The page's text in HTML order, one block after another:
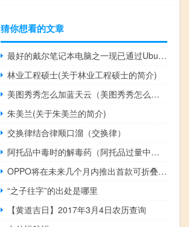
猜你想看的文章
最好的戴尔笔记本电脑之一现已通过Ubuntu22.04认证
林业工程硕士(关于林业工程硕士的简介)
美图秀秀怎么加蓝天云（美图秀秀怎么加logo）
朱美兰(关于朱美兰的简介)
交换律结合律顺口溜（交换律）
阿托品中毒时的解毒药（阿托品过量中毒解救药有哪些）
OPPO将在未来几个月内推出首款可折叠手机
“之子往字”的出处是哪里
【黄道吉日】2017年3月4日农历查询